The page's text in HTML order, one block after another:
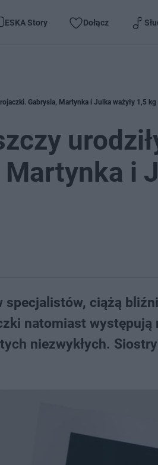
ESKA Story Dołącz
Gabrysia, Martynka i Julka ważyły 1,5 kg
i
specjalistów, ciążą
natomiast
niezwykłych.